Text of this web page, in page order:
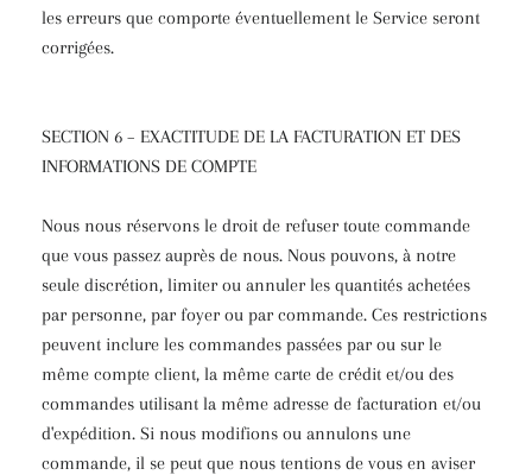
les erreurs que comporte éventuellement le Service seront
corrigées.
SECTION 6 – EXACTITUDE DE LA FACTURATION ET DES
INFORMATIONS DE COMPTE
Nous nous réservons le droit de refuser toute commande
que vous passez auprès de nous. Nous pouvons, à notre
seule discrétion, limiter ou annuler les quantités achetées
par personne, par foyer ou par commande. Ces restrictions
peuvent inclure les commandes passées par ou sur le
même compte client, la même carte de crédit et/ou des
commandes utilisant la même adresse de facturation et/ou
d'expédition. Si nous modifions ou annulons une
commande, il se peut que nous tentions de vous en aviser